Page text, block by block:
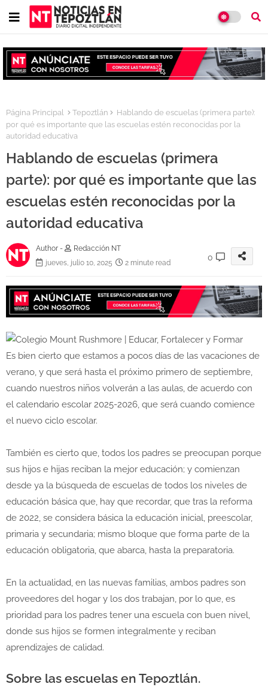
Página Principal Tepoztlán
Hablando de escuelas (primera parte):
por qué es importante que las escuelas estén reconocidas por la
autoridad educativa
Hablando de escuelas (primera
parte): por qué es importante que las
escuelas estén reconocidas por la
autoridad educativa
Author -
Redacción NT
jueves, julio 10, 2025
2 minute read
0
Es bien cierto que estamos a pocos días de las vacaciones de
verano, y que será hasta el próximo primero de septiembre,
cuando nuestros niños volverán a las aulas, de acuerdo con
el calendario escolar 2025-2026, que será cuando comience
el nuevo ciclo escolar.
También es cierto que, todos los padres se preocupan porque
sus hijos e hijas reciban la mejor educación; y comienzan
desde ya la búsqueda de escuelas de todos los niveles de
educación básica que, hay que recordar, que tras la reforma
de 2022, se considera básica la educación inicial, preescolar,
primaria y secundaria; mismo bloque que forma parte de la
educación obligatoria, que abarca, hasta la preparatoria.
En la actualidad, en las nuevas familias, ambos padres son
proveedores del hogar y los dos trabajan, por lo que, es
prioridad para los padres tener una escuela con buen nivel,
donde sus hijos se formen integralmente y reciban
aprendizajes de calidad.
Sobre las escuelas en Tepoztlán.